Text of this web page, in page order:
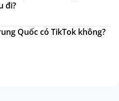
đi?
Quốc có TikTok không?